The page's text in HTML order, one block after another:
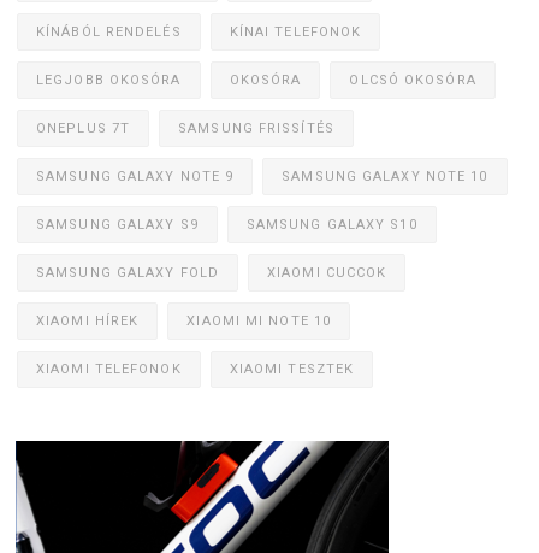
KÍNÁBÓL RENDELÉS KÍNAI TELEFONOK
LEGJOBB OKOSÓRA OKOSÓRA OLCSÓ OKOSÓRA
ONEPLUS 7T SAMSUNG FRISSÍTÉS
SAMSUNG GALAXY NOTE 9 SAMSUNG GALAXY NOTE 10
SAMSUNG GALAXY S9 SAMSUNG GALAXY S10
SAMSUNG GALAXY FOLD XIAOMI CUCCOK
XIAOMI HÍREK XIAOMI MI NOTE 10
XIAOMI TELEFONOK XIAOMI TESZTEK